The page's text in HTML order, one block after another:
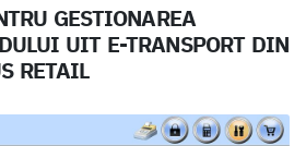
GESTIONAREA
UIT E-TRANSPORT DIN
RETAIL